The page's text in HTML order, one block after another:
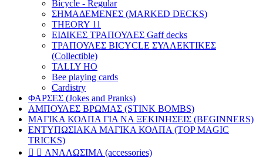
Bicycle - Regular
ΣΗΜΑΔΕΜΕΝΕΣ (MARKED DECKS)
THEORY 11
ΕΙΔΙΚΕΣ ΤΡΑΠΟΥΛΕΣ Gaff decks
ΤΡΑΠΟΥΛΕΣ BICYCLE ΣΥΛΛΕΚΤΙΚΕΣ
(Collectible)
TALLY HO
Bee playing cards
Cardistry
ΦΑΡΣΕΣ (Jokes and Pranks)
ΑΜΠΟΥΛΕΣ ΒΡΩΜΑΣ (STINK BOMBS)
ΜΑΓΙΚΑ ΚΟΛΠΑ ΓΙΑ ΝΑ ΞΕΚΙΝΗΣΕΙΣ (BEGINNERS)
ΕΝΤΥΠΩΣΙΑΚΑ ΜΑΓΙΚΑ ΚΟΛΠΑ (TOP MAGIC
TRICKS)
  ΑΝΑΛΩΣΙΜΑ (accessories)